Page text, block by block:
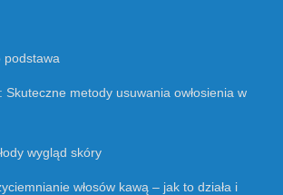
podstawa
Skuteczne metody usuwania owłosienia w
wygląd skóry
włosów kawą – jak to działa i